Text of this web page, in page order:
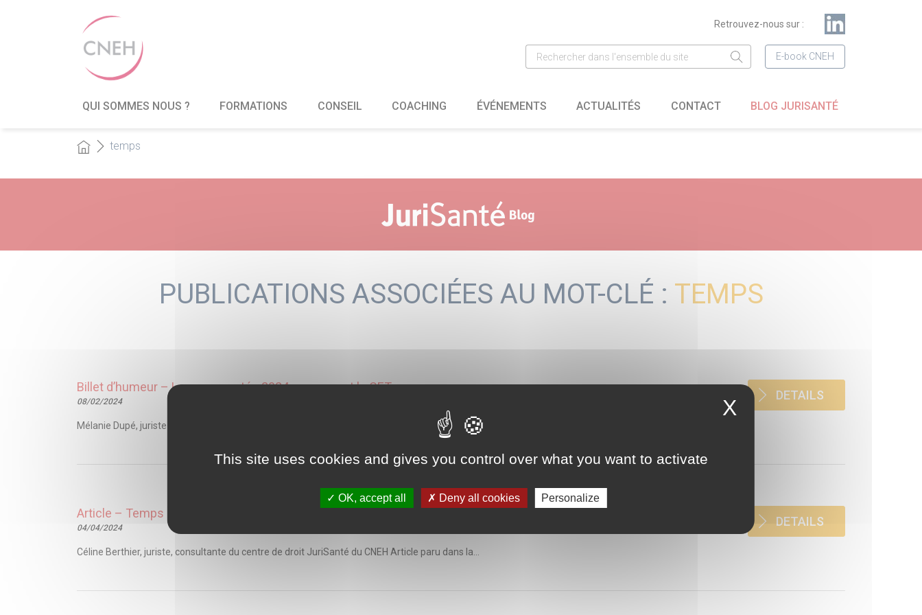
Retrouvez-nous sur :
E-book CNEH
QUI SOMMES NOUS ? FORMATIONS CONSEIL COACHING ÉVÉNEMENTS ACTUALITÉS CONTACT BLOG JURISANTÉ
temps
PUBLICATIONS ASSOCIÉES AU MOT-CLÉ : TEMPS
Billet d’humeur – Les nouveautés 2024 concernant le CET
08/02/2024
Mélanie Dupé, juriste consultante du centre de droit JuriSanté du CNEH Dans le cadre des...
DETAILS
Article – Temps de travail et FPH, une histoire de chiffres ?
04/04/2024
Céline Berthier, juriste, consultante du centre de droit JuriSanté du CNEH Article paru dans la...
DETAILS
X
This site uses cookies and gives you control over what you want to activate
OK, accept all Deny all cookies Personalize